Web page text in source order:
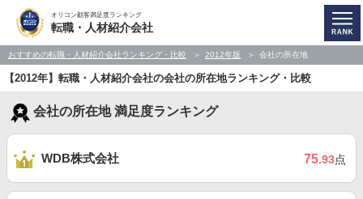
オリコン顧客満足度ランキング
転職・人材紹介会社
おすすめの転職・人材紹介会社ランキング・比較 2012年版 会社の所在地
【2012年】転職・人材紹介会社の会社の所在地ランキング・比較
会社の所在地 満足度ランキング
WDB株式会社 75.93点